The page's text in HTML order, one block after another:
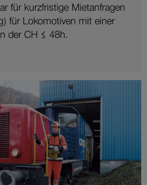
für kurzfristige Mietanfragen
für Lokomotiven mit einer
der CH ≤ 48h.